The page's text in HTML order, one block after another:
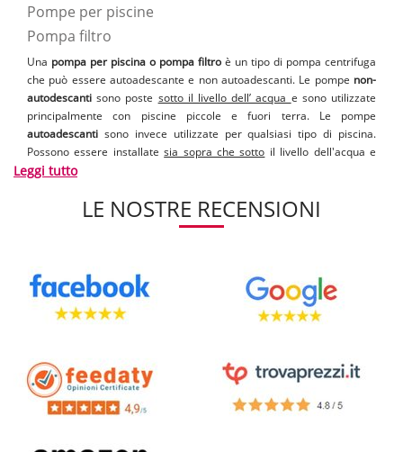
Pompe per piscine
Pompa filtro
Una pompa per piscina o pompa filtro è un tipo di pompa centrifuga
che può essere autoadescante e non autoadescanti. Le pompe non-
autodescantisono poste sotto il livello dell’ acqua e sono utilizzate
principalmente con piscine piccole e fuori terra. Le pompe
autoadescanti sono invece utilizzate per qualsiasi tipo di piscina.
Possono essere installatesia sopra che sotto il livello dell'acqua e
hanno la funzione di far circolare l'acqua che viene prima pompata
impurità. La stessa pompa ha un cestello filtrante in cui le
come foglie, capelli ed insetti sono intercettate, così che
Ci sono pompe ad1 velocità e ci sono pompe avelocità variabile
con molti più programmi. Ogni programma, pompa ad una velocità
Inoltre, vi è un'ampio vaglio di possibilità con le pompe a velocità
variabile. Si va dalla velocità impostate manualmente alle velocità
programmabili ed automatiche.
costruttrici di pompe per piscina, approfitta e scegli prodotti di qualità
Leggi tutto
LE NOSTRE RECENSIONI